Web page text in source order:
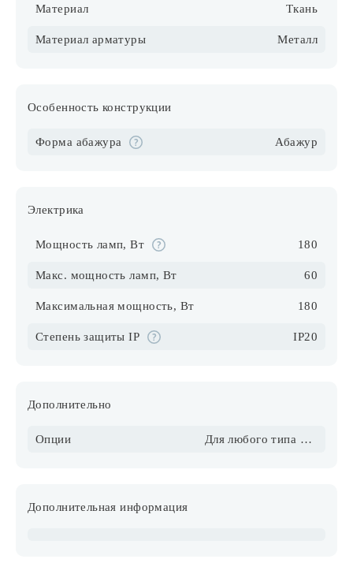
Материал Ткань
Материал арматуры Металл
Особенность конструкции
Форма абажура Абажур
Электрика
Мощность ламп, Вт 180
Макс. мощность ламп, Вт 60
Максимальная мощность, Вт 180
Степень защиты IP IP20
Дополнительно
Опции Для любого типа потолка, в том числе натяжного
Дополнительная информация